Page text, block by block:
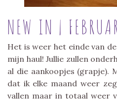
NEW IN |
Het is weer het einde van
mijn haul! Jullie zullen
al die aankoopjes (grapje).
dat ik elke maand weer
vallen maar in totaal weer